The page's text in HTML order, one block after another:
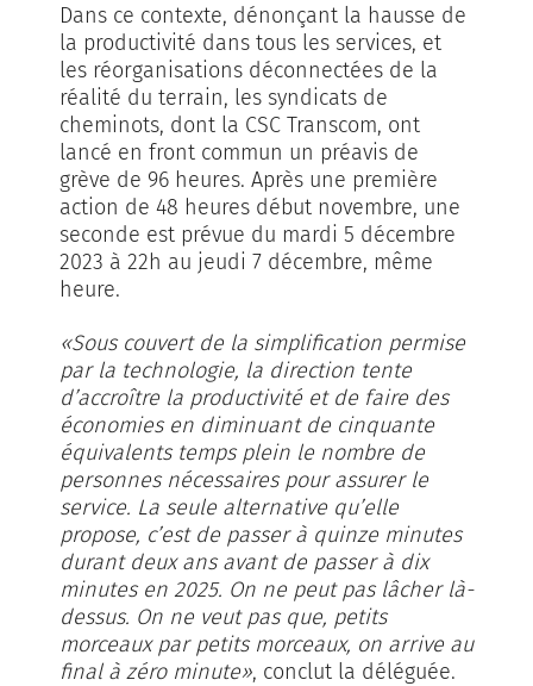
Dans ce contexte, dénonçant la hausse de
la productivité dans tous les services, et
les réorganisations déconnectées de la
réalité du terrain, les syndicats de
cheminots, dont la CSC Transcom, ont
lancé en front commun un préavis de
grève de 96 heures. Après une première
action de 48 heures début novembre, une
seconde est prévue du mardi 5 décembre
2023 à 22h au jeudi 7 décembre, même
heure.
«Sous couvert de la simplification permise
par la technologie, la direction tente
d’accroître la productivité et de faire des
économies en diminuant de cinquante
équivalents temps plein le nombre de
personnes nécessaires pour assurer le
service. La seule alternative qu’elle
propose, c’est de passer à quinze minutes
durant deux ans avant de passer à dix
minutes en 2025. On ne peut pas lâcher là-
dessus. On ne veut pas que, petits
morceaux par petits morceaux, on arrive au
final à zéro minute», conclut la déléguée.